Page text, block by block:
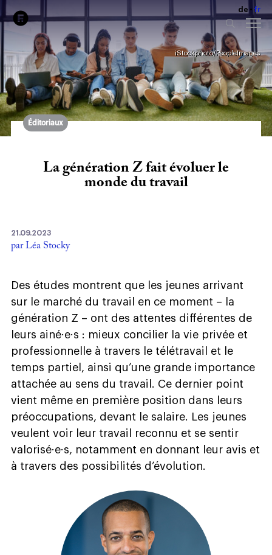
de fr
iStockphoto/PeopleImages
Éditoriaux
La génération Z fait évoluer le
monde du travail
21.09.2023
par Léa Stocky
Des études montrent que les jeunes arrivant
sur le marché du travail en ce moment – la
génération Z – ont des attentes différentes de
leurs ainé·e·s : mieux concilier la vie privée et
professionnelle à travers le télétravail et le
temps partiel, ainsi qu’une grande importance
attachée au sens du travail. Ce dernier point
vient même en première position dans leurs
préoccupations, devant le salaire. Les jeunes
veulent voir leur travail reconnu et se sentir
valorisé·e·s, notamment en donnant leur avis et
à travers des possibilités d’évolution.